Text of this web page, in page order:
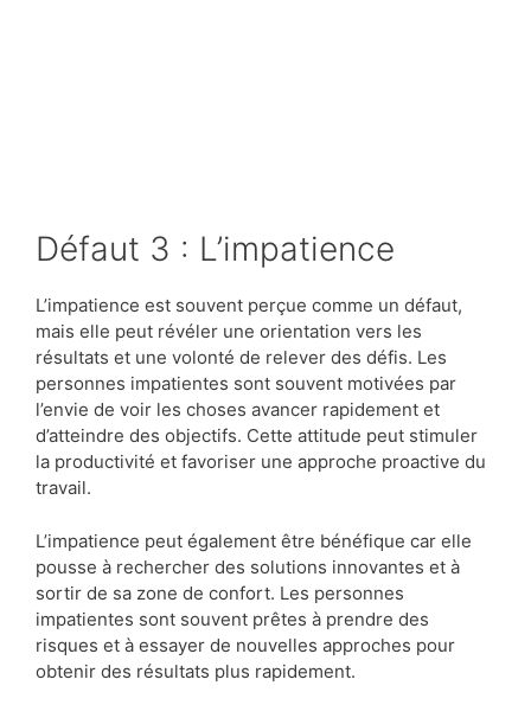
Défaut 3 : L’impatience
L’impatience est souvent perçue comme un défaut,
mais elle peut révéler une orientation vers les
résultats et une volonté de relever des défis. Les
personnes impatientes sont souvent motivées par
l’envie de voir les choses avancer rapidement et
d’atteindre des objectifs. Cette attitude peut stimuler
la productivité et favoriser une approche proactive du
travail.
L’impatience peut également être bénéfique car elle
pousse à rechercher des solutions innovantes et à
sortir de sa zone de confort. Les personnes
impatientes sont souvent prêtes à prendre des
risques et à essayer de nouvelles approches pour
obtenir des résultats plus rapidement.